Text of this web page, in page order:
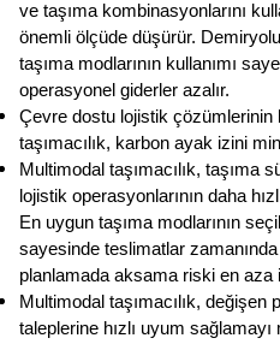
ve taşıma kombinasyonlarını
önemli ölçüde düşürür.
taşıma modlarının kullanımı
operasyonel giderler azalır.
Çevre dostu lojistik çözümlerinin
taşımacılık, karbon ayak izini
Multimodal taşımacılık, taşıma
lojistik operasyonlarının daha
En uygun taşıma modlarının
sayesinde teslimatlar
planlamada aksama riski en aza
Multimodal taşımacılık,
taleplerine hızlı uyum